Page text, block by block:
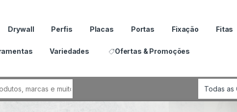
Drywall Perfis Placas Portas Fixação Fitas
Variedades Ofertas & Promoções